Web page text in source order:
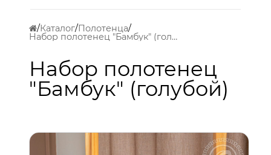
Каталог Полотенца
Набор полотенец "Бамбук" (голубой)
Набор полотенец
"Бамбук" (голубой)